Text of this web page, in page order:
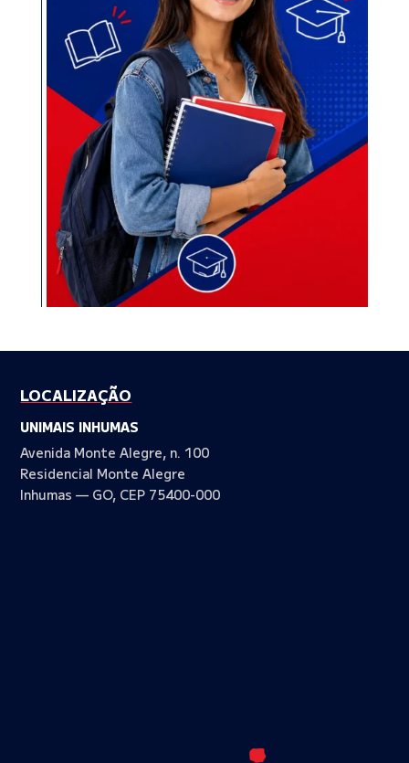
LOCALIZAÇÃO
UNIMAIS INHUMAS
Avenida Monte Alegre, n. 100
Residencial Monte Alegre
Inhumas — GO, CEP 75400-000